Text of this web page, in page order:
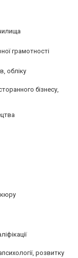
грамотності
обліку
бізнесу,
розвитку